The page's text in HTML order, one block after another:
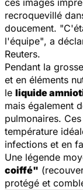
ces images
recroquevillé
doucement.
l'équipe", a
Reuters.
Pendant la
et en éléments
le liquide
mais également
pulmonaires.
température
infections et en
Une légende
coiffé"
protégé et